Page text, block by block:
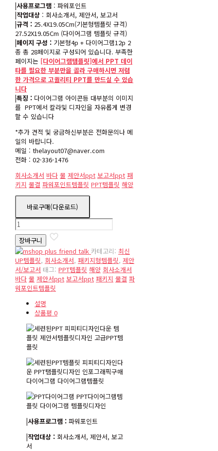
₩25,000.₩22,500.
|사용프로그램 : 파워포인트
|작업대상 : 회사소개서, 제안서, 보고서
|규격 : 25.4X19.05Cm(기본형템플릿 규격)
27.52X19.05Cm (다이어그램 템플릿 규격)
|페이지 구성 : 기본형4p + 다이어그램12p 2
종 총 28페이지로 구성되어 있습니다. 부족한
페이지는 [다이어그램템플릿]에서 PPT 데이
타를 필요한 부분만을 골라 구매하시면 저렴
한 가격으로 고퀄리티 PPT를 만드실 수 있습
니다
|특징 : 다이어그램 아이콘등 대부분의 이미지
를 PPT에서 칼라및 디자인을 자유롭게 변경
할 수 있습니다
*추가 견적 및 궁금하신부분은 전화문의나 메
일의 바랍니다.
메일 : thelayout07@naver.com
전화 : 02-336-1476
회사소개서 바다 물 제안서ppt 보고서ppt 패
키지 물결 파워포인트템플릿 PPT템플릿 해양
바로구매(다운로드)
package12
수
량장바구니
카테고리: 최신
UP템플릿, 회사소개서, 패키지형템플릿, 제안
서/보고서 태그: PPT템플릿 해양 회사소개서
바다 물 제안서ppt 보고서ppt 패키지 물결 파
워포인트템플릿
설명
상품평 0
|사용프로그램 : 파워포인트
|작업대상 : 회사소개서, 제안서, 보고
서